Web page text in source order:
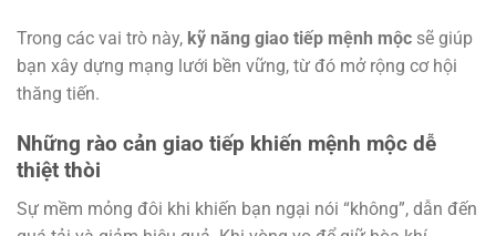
Trong các vai trò này, kỹ năng giao tiếp mệnh mộc sẽ giúp
bạn xây dựng mạng lưới bền vững, từ đó mở rộng cơ hội
thăng tiến.
Những rào cản giao tiếp khiến mệnh mộc dễ
thiệt thòi
Sự mềm mỏng đôi khi khiến bạn ngại nói “không”, dẫn đến